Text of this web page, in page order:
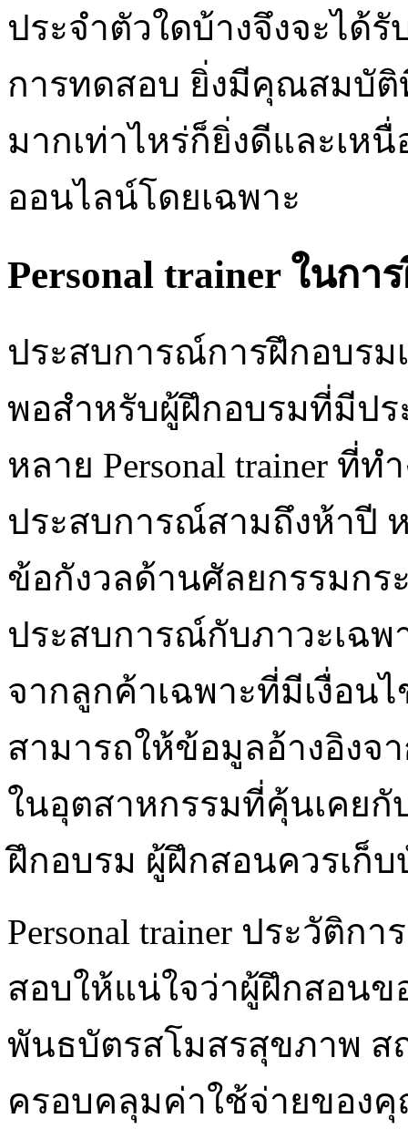
ประจำตัวใดบ้างจึงจะได้
การทดสอบ ยิ่งมีคุณสมบัติ
มากเท่าไหร่ก็ยิ่งดีและเห
ออนไลน์โดยเฉพาะ
Personal trainer ในก
ประสบการณ์การฝึกอบรม
พอสำหรับผู้ฝึกอบรมที่มีป
หลาย Personal trainer ที่
ประสบการณ์สามถึงห้าปี
ข้อกังวลด้านศัลยกรรมกร
ประสบการณ์กับภาวะเฉพ
จากลูกค้าเฉพาะที่มีเงื่อน
สามารถให้ข้อมูลอ้างอิงจ
ในอุตสาหกรรมที่คุ้นเคย
ฝึกอบรม ผู้ฝึกสอนควรเก็
Personal trainer ประวัติก
สอบให้แน่ใจว่าผู้ฝึกสอน
พันธบัตรสโมสรสุขภาพ ส
ครอบคลุมค่าใช้จ่ายของ